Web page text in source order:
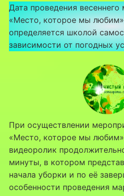
Дата проведения
«Место, которое мы
определяется школой
зависимости от погодных
При осуществлении
«Место, которое мы
видеоролик
минуты, в котором
начала уборки и по её
особенности проведения